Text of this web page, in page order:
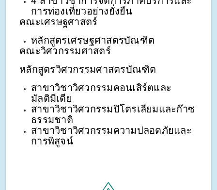
การท่องเที่ยวอย่างยั่งยืน
คณะเศรษฐศาสตร์
หลักสูตรเศรษฐศาสตรบัณฑิต
คณะวิศวกรรมศาสตร์
หลักสูตรวิศวกรรมศาสตรบัณฑิต
สาขาวิชาวิศวกรรมคอนเสิร์ตและ
มัลติมีเดีย
สาขาวิชาวิศวกรรมปิโตรเลียมและก๊าซ
ธรรมชาติ
สาขาวิชาวิศวกรรมความปลอดภัยและ
การพิสูจน์